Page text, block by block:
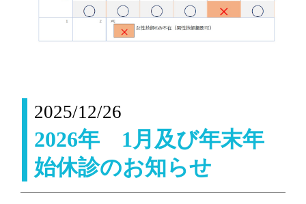
2025/12/26
2026年 1月及び年末年
始休診のお知らせ